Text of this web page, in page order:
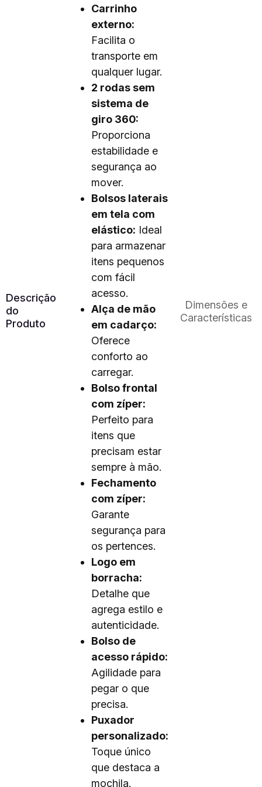
Descrição
do
Produto
Carrinho
externo:
Facilita o
transporte em
qualquer lugar.
2 rodas sem
sistema de
giro 360:
Proporciona
estabilidade e
segurança ao
mover.
Bolsos laterais
em tela com
elástico: Ideal
para armazenar
itens pequenos
com fácil
acesso.
Alça de mão
em cadarço:
Oferece
conforto ao
carregar.
Bolso frontal
com zíper:
Perfeito para
itens que
precisam estar
sempre à mão.
Fechamento
com zíper:
Garante
segurança para
os pertences.
Logo em
borracha:
Detalhe que
agrega estilo e
autenticidade.
Bolso de
acesso rápido:
Agilidade para
pegar o que
precisa.
Puxador
personalizado:
Toque único
que destaca a
mochila.
Dimensões e
Características